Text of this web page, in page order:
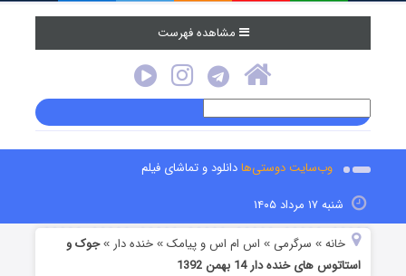
مشاهده فهرست
وب‌سایت دوستی‌هادانلود و تماشای فیلم
شنبه ۱۷ مرداد ۱۴۰۵
خانه » سرگرمی » اس ام اس و پیامک »خنده دار »جوک و
استاتوس های خنده دار 14 بهمن 1392